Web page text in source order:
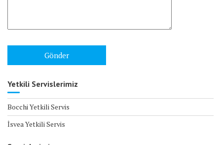
Yetkili Servislerimiz
Bocchi Yetkili Servis
İsvea Yetkili Servis